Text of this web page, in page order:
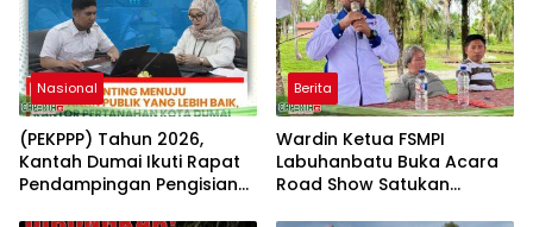
Nasional
(PEKPPP) Tahun 2026,
Kantah Dumai Ikuti Rapat
Pendampingan Pengisian
Berita
Wardin Ketua FSMPI
Labuhanbatu Buka Acara
Road Show Satukan